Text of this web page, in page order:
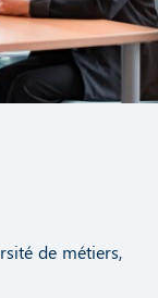
de métiers,